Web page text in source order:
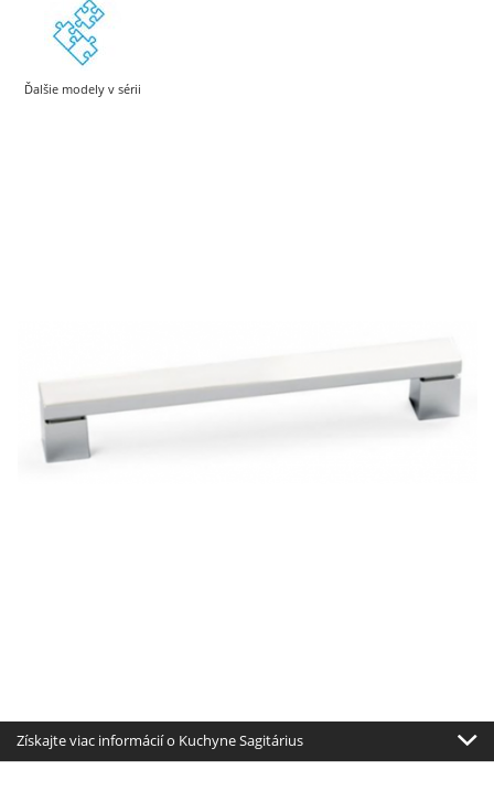
Ďalšie modely v sérii
Získajte viac informácií o Kuchyne Sagitárius